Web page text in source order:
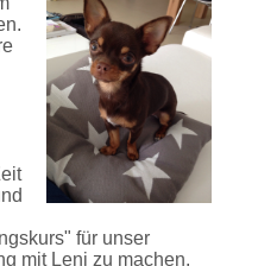
für unser
mit Leni zu machen.